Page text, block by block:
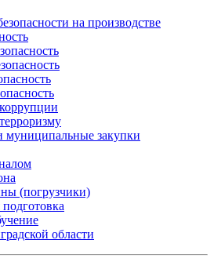
на производстве
муниципальные закупки
(погрузчики)
области